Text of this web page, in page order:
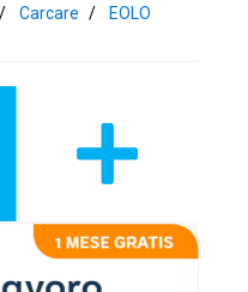
Carcare
EOLO